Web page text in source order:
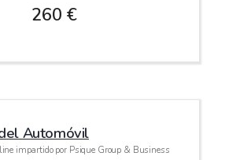
260 €
Automóvil
impartido por Psique Group & Business